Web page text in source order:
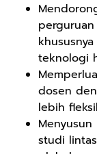
teknologi
dosen
lebih
studi